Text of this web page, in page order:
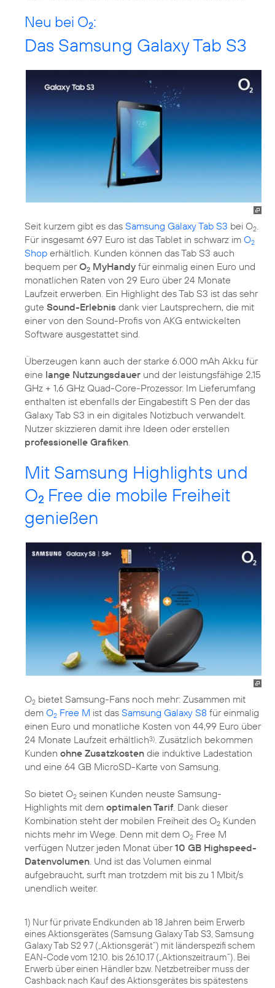
Neu bei O2:
Das Samsung Galaxy Tab S3
Seit kurzem gibt es das Samsung Galaxy Tab S3 bei O2.
Für insgesamt 697 Euro ist das Tablet in schwarz im O2
Shop erhältlich. Kunden können das Tab S3 auch
bequem perO2 MyHandy für einmalig einen Euro und
monatlichen Raten von 29 Euro über 24 Monate
Laufzeit erwerben. Ein Highlight des Tab S3 ist das sehr
gute Sound-Erlebnis dank vier Lautsprechern, die mit
einer von den Sound-Profis von AKG entwickelten
Software ausgestattet sind.
Überzeugen kann auch der starke 6.000 mAh Akku für
eine lange Nutzungsdauer und der leistungsfähige 2,15
GHz + 1,6 GHz Quad-Core-Prozessor. Im Lieferumfang
enthalten ist ebenfalls der Eingabestift S Pen der das
Galaxy Tab S3 in ein digitales Notizbuch verwandelt.
Nutzer skizzieren damit ihre Ideen oder erstellen
professionelle Grafiken.
Mit Samsung Highlights und
O2 Free die mobile Freiheit
genießen
O2 bietet Samsung-Fans noch mehr: Zusammen mit
dem O2 Free M ist das Samsung Galaxy S8 für einmalig
einen Euro und monatliche Kosten von 44,99 Euro über
24 Monate Laufzeit erhältlich3) . Zusätzlich bekommen
Kunden ohne Zusatzkosten die induktive Ladestation
und eine 64 GB MicroSD-Karte von Samsung.
So bietet O2 seinen Kunden neuste Samsung-
Highlights mit dem optimalen Tarif . Dank dieser
Kombination steht der mobilen Freiheit des O2 Kunden
nichts mehr im Wege. Denn mit dem O2 Free M
verfügen Nutzer jeden Monat über10 GB Highspeed-
Datenvolumen . Und ist das Volumen einmal
aufgebraucht, surft man trotzdem mit bis zu 1 Mbit/s
unendlich weiter.
1) Nur für private Endkunden ab 18 Jahren beim Erwerb
eines Aktionsgerätes (Samsung Galaxy Tab S3, Samsung
Galaxy Tab S2 9.7 („Aktionsgerät“) mit länderspezifi schem
EAN-Code vom 12.10. bis 26.10.17 („Aktionszeitraum“). Bei
Erwerb über einen Händler bzw. Netzbetreiber muss der
Cashback nach Kauf des Aktionsgerätes bis spätestens